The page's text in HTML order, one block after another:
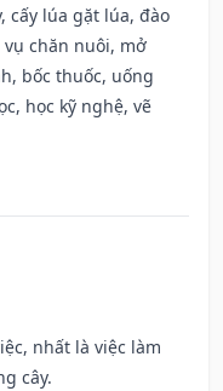
cấy lúa gặt lúa, đào
chăn nuôi, mở
bốc thuốc, uống
học kỹ nghệ, vẽ
nhất là việc làm
cây.